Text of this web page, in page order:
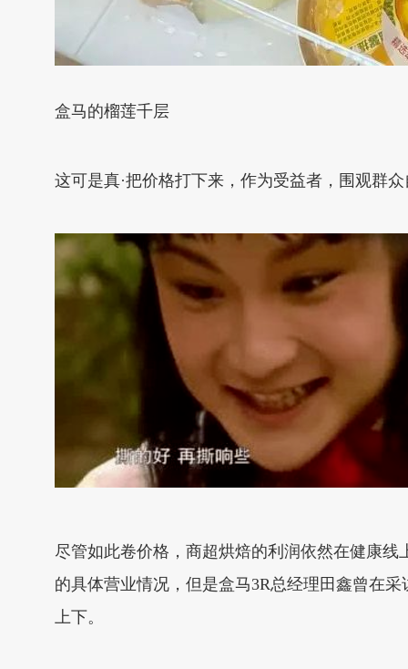
盒马的榴莲千层
这可是真·把价格打下来，作为受益者，围观群
尽管如此卷价格，商超烘焙的利润依然在健康
的具体营业情况，但是盒马3R总经理田鑫曾在
上下。